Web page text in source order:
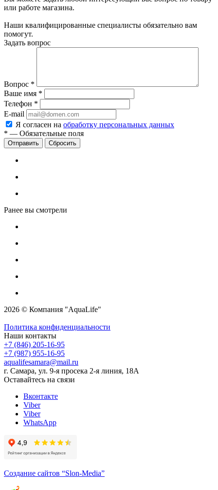
или работе магазина.
Наши квалифицированные специалисты обязательно вам
помогут.
Задать вопрос
Вопрос *
Ваше имя *
Телефон *
E-mail
Я согласен на обработку персональных данных
* — Обязательные поля
Сбросить
Ранее вы смотрели
2026 © Компания "AquaLife"
Политика конфиденциальности
Наши контакты
+7 (846) 205-16-95
+7 (987) 955-16-95
aqualifesamara@mail.ru
г. Самара, ул. 9-я просека 2-я линия, 18А
Оставайтесь на связи
Вконтакте
Viber
Viber
WhatsApp
Создание сайтов “Slon-Media”